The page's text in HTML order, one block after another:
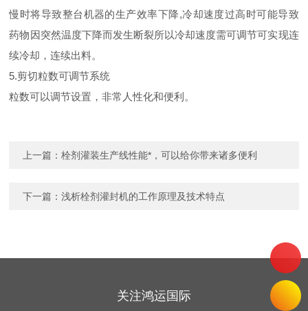
慢时将导致整台机器的生产效率下降,冷却速度过高时可能导致
药物因突然温度下降而发生断裂所以冷却速度需可调节可实现连
续冷却，连续出料。
5.剪切粒数可调节系统
粒数可以调节设置，非常人性化和便利。
上一篇：栓剂灌装生产线性能*，可以给你带来诸多便利
下一篇：浅析栓剂灌封机的工作原理及技术特点
关注鸿运国际